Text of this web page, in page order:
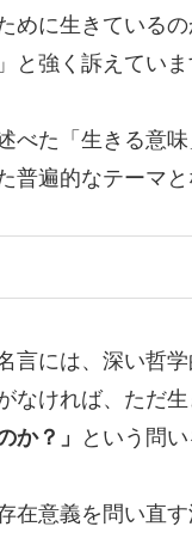
に生きている
強く訴えていま
た「生きる意
遍的なテーマと
には、深い哲
ければ、ただ
か？」 という問
意義を問い直